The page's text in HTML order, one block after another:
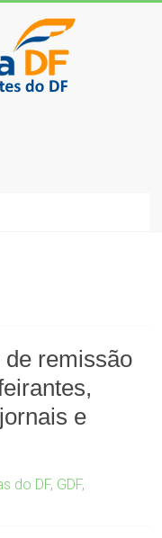
de remissão
e
do DF, GDF,